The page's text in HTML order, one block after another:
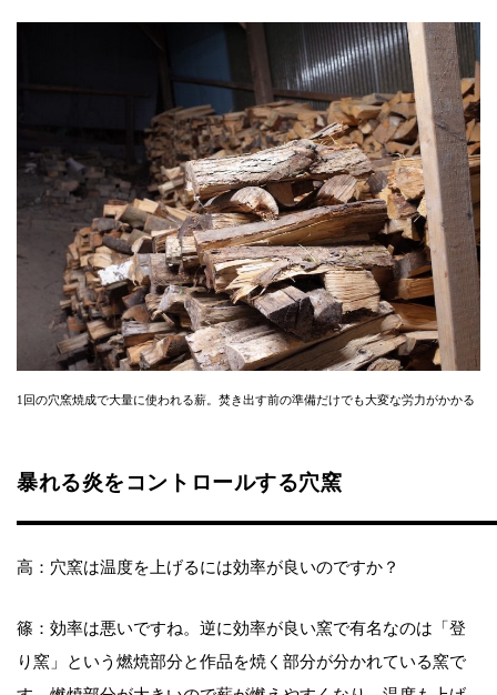
1回の穴窯焼成で大量に使われる薪。焚き出す前の準備だけでも大変な労力がかかる
暴れる炎をコントロールする穴窯
高：穴窯は温度を上げるには効率が良いのですか？
篠：効率は悪いですね。逆に効率が良い窯で有名なのは「登
り窯」という燃焼部分と作品を焼く部分が分かれている窯で